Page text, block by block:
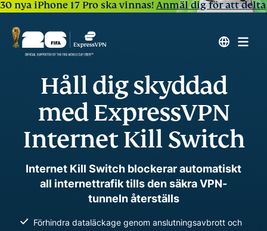
30 nya iPhone 17 Pro ska vinnas!Anmäl dig för att delta
Håll dig skyddad
med ExpressVPN
Internet Kill Switch
Internet Kill Switch blockerar automatiskt
all internettrafik tills den säkra VPN-
tunneln återställs
Förhindra dataläckage genom anslutningsavbrott och